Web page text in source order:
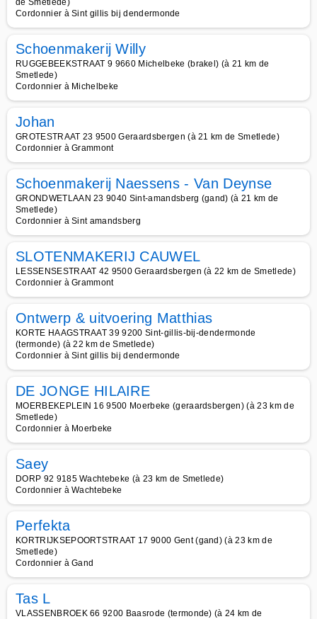
de Smetlede)
Cordonnier à Sint gillis bij dendermonde
Schoenmakerij Willy
RUGGEBEEKSTRAAT 9 9660 Michelbeke (brakel) (à 21 km de
Smetlede)
Cordonnier à Michelbeke
Johan
GROTESTRAAT 23 9500 Geraardsbergen (à 21 km de Smetlede)
Cordonnier à Grammont
Schoenmakerij Naessens - Van Deynse
GRONDWETLAAN 23 9040 Sint-amandsberg (gand) (à 21 km de
Smetlede)
Cordonnier à Sint amandsberg
SLOTENMAKERIJ CAUWEL
LESSENSESTRAAT 42 9500 Geraardsbergen (à 22 km de Smetlede)
Cordonnier à Grammont
Ontwerp & uitvoering Matthias
KORTE HAAGSTRAAT 39 9200 Sint-gillis-bij-dendermonde
(termonde) (à 22 km de Smetlede)
Cordonnier à Sint gillis bij dendermonde
DE JONGE HILAIRE
MOERBEKEPLEIN 16 9500 Moerbeke (geraardsbergen) (à 23 km de
Smetlede)
Cordonnier à Moerbeke
Saey
DORP 92 9185 Wachtebeke (à 23 km de Smetlede)
Cordonnier à Wachtebeke
Perfekta
KORTRIJKSEPOORTSTRAAT 17 9000 Gent (gand) (à 23 km de
Smetlede)
Cordonnier à Gand
Tas L
VLASSENBROEK 66 9200 Baasrode (termonde) (à 24 km de